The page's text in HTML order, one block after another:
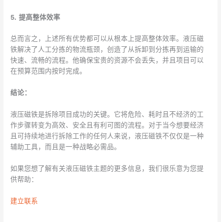
5. 提高整体效率
总而言之，上述所有优势都可以从根本上提高整体效率。液压磁
铁解决了人工分拣的物流瓶颈，创造了从拆卸到分拣再到运输的
快速、流畅的流程。他确保宝贵的资源不会丢失，并且项目可以
在预算范围内按时完成。
结论：
液压磁铁是拆除项目成功的关键。它将危险、耗时且不经济的工
作步骤转变为高效、安全且有利可图的流程。对于当今想要经济
且可持续地进行拆除工作的任何人来说，液压磁铁不仅仅是一种
辅助工具，而且是一种战略必需品。
如果您想了解有关液压磁铁主题的更多信息，我们很乐意为您提
供帮助：
建立联系